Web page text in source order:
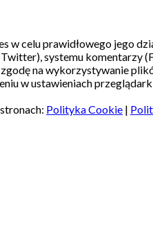
w celu prawidłowego jego
systemu komentarzy
na wykorzystywanie
w ustawieniach
Polityka Cookie |